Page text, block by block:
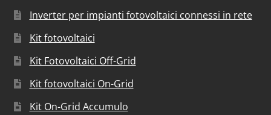
Inverter per impianti fotovoltaici connessi in rete
Kit fotovoltaici
Kit Fotovoltaici Off-Grid
Kit fotovoltaici On-Grid
Kit On-Grid Accumulo